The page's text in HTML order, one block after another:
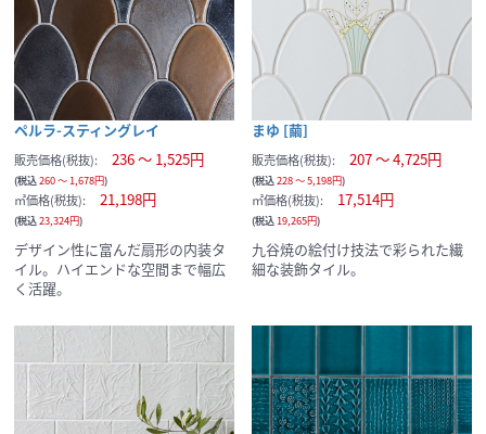
ペルラ-スティングレイ
販売価格(税抜): 236 ～ 1,525円
(税込260 ～ 1,678円)
㎡価格(税抜): 21,198円
(税込23,324円)
デザイン性に富んだ扇形の内装タ
イル。ハイエンドな空間まで幅広
く活躍。
まゆ [繭]
販売価格(税抜): 207 ～ 4,725円
(税込228 ～ 5,198円)
㎡価格(税抜): 17,514円
(税込19,265円)
九谷焼の絵付け技法で彩られた繊
細な装飾タイル。